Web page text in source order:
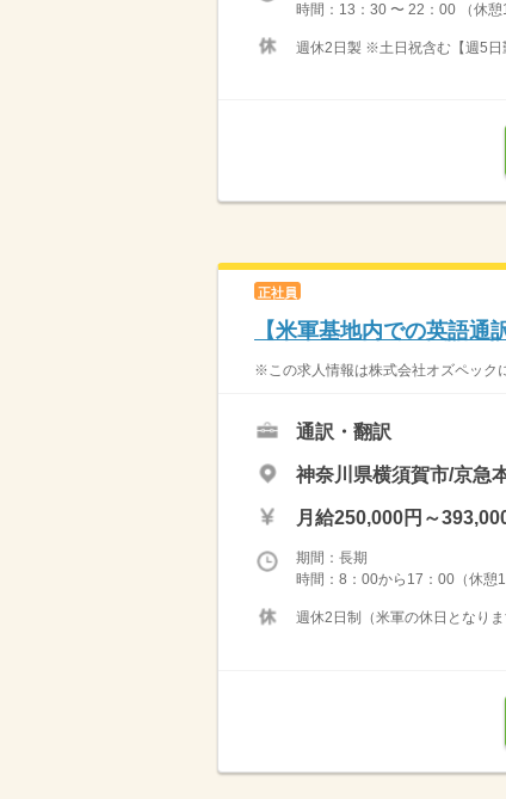
時間：13：30 〜 22：00 （休
週休2日製 ※土日祝含む【週5日
正社員
【米軍基地内での英語通
※この求人情報は株式会社オズペック
通訳・翻訳
神奈川県横須賀市/京急
月給250,000円～
期間：長期
時間：8：00から17：00（休憩1
週休2日制（米軍の休日となり